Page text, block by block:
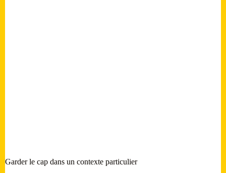
Garder le cap dans un contexte particulier